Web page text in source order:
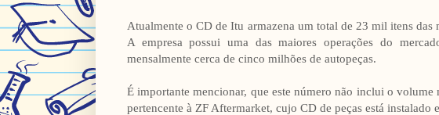
Atualmente o CD de Itu armazena um total de 23 mil itens das
A empresa possui uma das maiores operações do
mensalmente cerca de cinco milhões de autopeças.
É importante mencionar, que este número não inclui o
pertencente à ZF Aftermarket, cujo CD de peças está instalado